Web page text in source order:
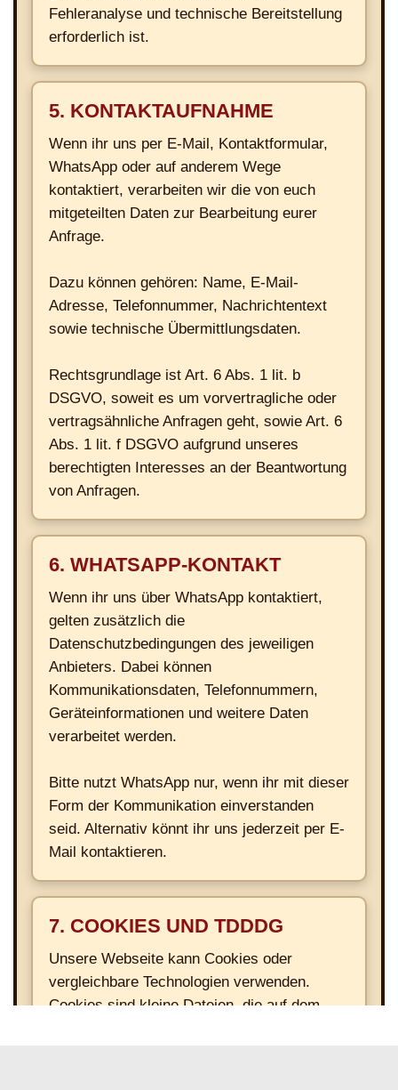
Fehleranalyse und technische Bereitstellung
erforderlich ist.
5. KONTAKTAUFNAHME
Wenn ihr uns per E-Mail, Kontaktformular,
WhatsApp oder auf anderem Wege
kontaktiert, verarbeiten wir die von euch
mitgeteilten Daten zur Bearbeitung eurer
Anfrage.
Dazu können gehören: Name, E-Mail-
Adresse, Telefonnummer, Nachrichtentext
sowie technische Übermittlungsdaten.
Rechtsgrundlage ist Art. 6 Abs. 1 lit. b
DSGVO, soweit es um vorvertragliche oder
vertragsähnliche Anfragen geht, sowie Art. 6
Abs. 1 lit. f DSGVO aufgrund unseres
berechtigten Interesses an der Beantwortung
von Anfragen.
6. WHATSAPP-KONTAKT
Wenn ihr uns über WhatsApp kontaktiert,
gelten zusätzlich die
Datenschutzbedingungen des jeweiligen
Anbieters. Dabei können
Kommunikationsdaten, Telefonnummern,
Geräteinformationen und weitere Daten
verarbeitet werden.
Bitte nutzt WhatsApp nur, wenn ihr mit dieser
Form der Kommunikation einverstanden
seid. Alternativ könnt ihr uns jederzeit per E-
Mail kontaktieren.
7. COOKIES UND TDDDG
Unsere Webseite kann Cookies oder
vergleichbare Technologien verwenden.
Cookies sind kleine Dateien, die auf dem